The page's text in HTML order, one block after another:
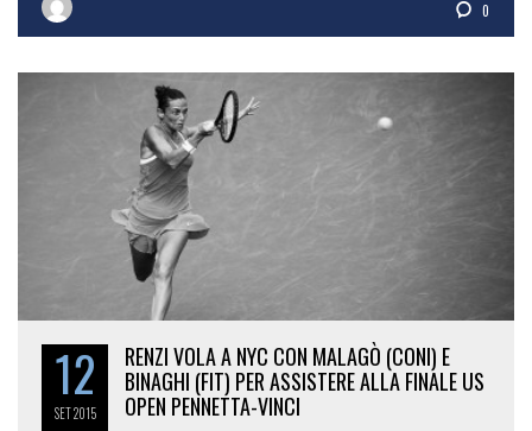
0
12
SET2015
RENZI VOLA A NYC CON MALAGÒ (CONI) E
BINAGHI (FIT) PER ASSISTERE ALLA FINALE US
OPEN PENNETTA-VINCI